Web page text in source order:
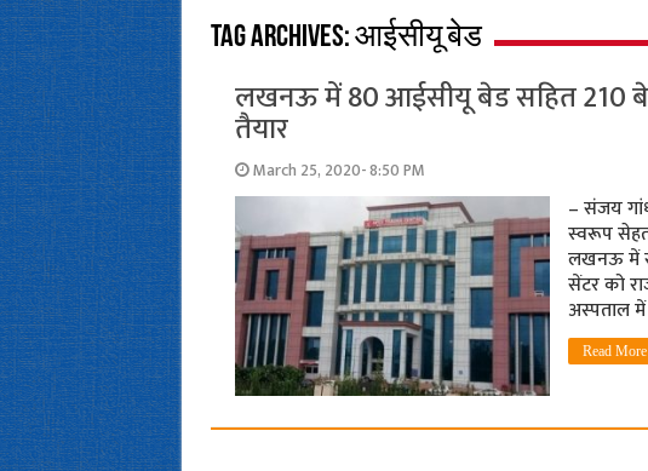
Tag Archives:आईसीयू बेड
लखनऊ में 80 आईसीयू बेड सहित 210
तैयार
March 25, 2020- 8:50 PM
– संजय
स्‍वरूप सेहत
लखनऊ में
सेंटर को
अस्‍पताल
Read